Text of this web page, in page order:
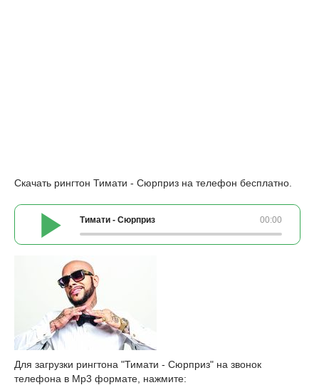
Скачать рингтон Тимати - Сюрприз на телефон бесплатно.
00:00
Тимати - Сюрприз
Для загрузки рингтона "Тимати - Сюрприз" на звонок
телефона в Mp3 формате, нажмите: